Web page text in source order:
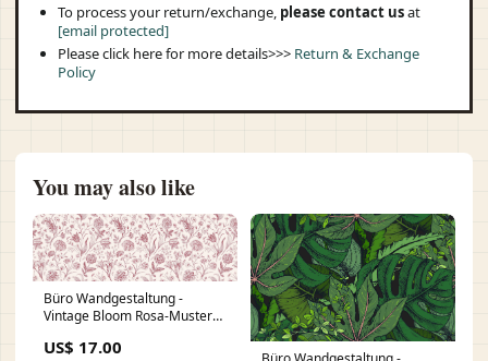
To process your return/exchange, please contact usat
[email protected]
Please click here for more details>>> Return & Exchange
Policy
You may also like
Büro Wandgestaltung -
Vintage Bloom Rosa-Muster
US$ 17.00